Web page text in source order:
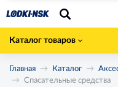
Каталог товаров
Главная Каталог
Спасательные средства